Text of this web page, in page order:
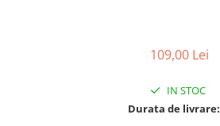
109,00 Lei
IN STOC
Durata de livrare: